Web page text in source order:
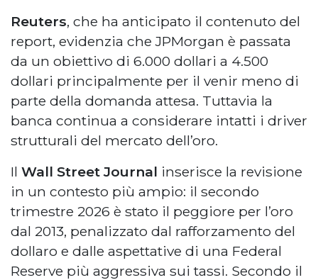
Reuters, che ha anticipato il contenuto del
report, evidenzia che JPMorgan è passata
da un obiettivo di 6.000 dollari a 4.500
dollari principalmente per il venir meno di
parte della domanda attesa. Tuttavia la
banca continua a considerare intatti i driver
strutturali del mercato dell’oro.
Il Wall Street Journal inserisce la revisione
in un contesto più ampio: il secondo
trimestre 2026 è stato il peggiore per l’oro
dal 2013, penalizzato dal rafforzamento del
dollaro e dalle aspettative di una Federal
Reserve più aggressiva sui tassi. Secondo il